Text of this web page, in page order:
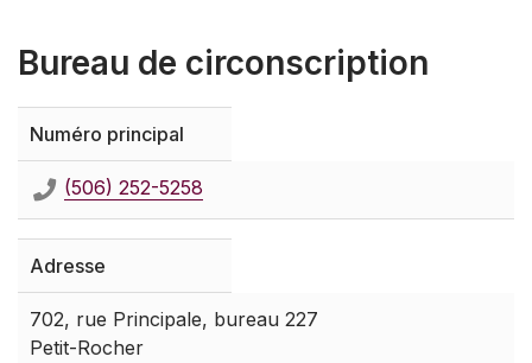
Bureau de circonscription
Numéro principal
(506) 252-5258
Adresse
702, rue Principale, bureau 227
Petit-Rocher